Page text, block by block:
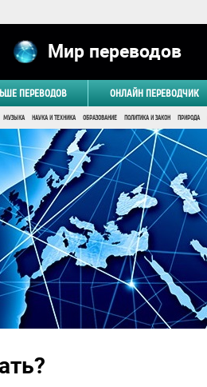
Мир переводов
ПЕРЕВОДОВ ОНЛАЙН ПЕРЕВОДЧИК
МУЗЫКА НАУКА И ТЕХНИКА ОБРАЗОВАНИЕ ПОЛИТИКА И ЗАКОН ПРИРОДА